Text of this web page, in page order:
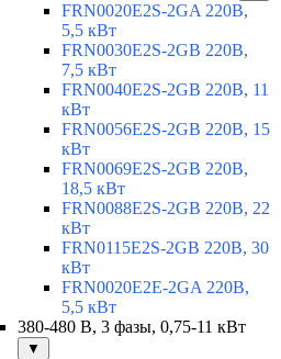
FRN0020E2S-2GA 220В,
5,5 кВт
FRN0030E2S-2GB 220В,
7,5 кВт
FRN0040E2S-2GB 220В, 11
кВт
FRN0056E2S-2GB 220В, 15
кВт
FRN0069E2S-2GB 220В,
18,5 кВт
FRN0088E2S-2GB 220В, 22
кВт
FRN0115E2S-2GB 220В, 30
кВт
FRN0020E2E-2GA 220В,
5,5 кВт
380-480 В, 3 фазы, 0,75-11 кВт
▼